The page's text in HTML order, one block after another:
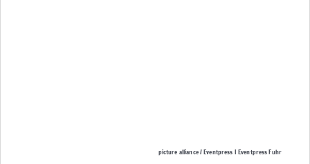
picture alliance / Eventpress | Eventpress Fuhr